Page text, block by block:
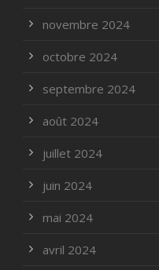
novembre 2024
octobre 2024
septembre 2024
août 2024
juillet 2024
juin 2024
mai 2024
avril 2024